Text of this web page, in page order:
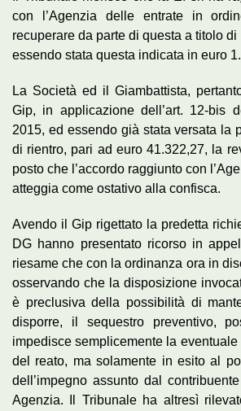
con l’Agenzia delle entrate in
recuperare da parte di questa a titolo
essendo stata questa indicata in euro
La Società ed il Giambattista,
Gip, in applicazione dell’art. 12-bis
2015, ed essendo già stata versata la
di rientro, pari ad euro 41.322,27, la
posto che l’accordo raggiunto con
atteggia come ostativo alla confisca.
Avendo il Gip rigettato la predetta
DG hanno presentato ricorso in
riesame che con la ordinanza ora in
osservando che la disposizione
è preclusiva della possibilità di
disporre, il sequestro preventivo,
impedisce semplicemente la
del reato, ma solamente in esito al
dell’impegno assunto dal
Agenzia. Il Tribunale ha altresì